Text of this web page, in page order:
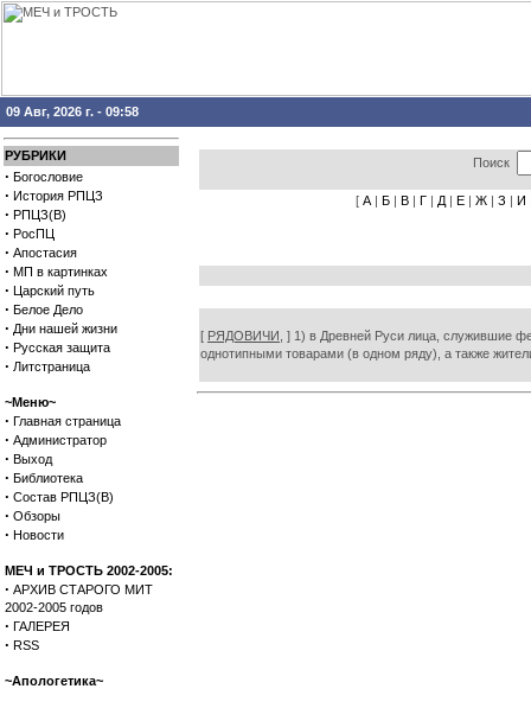
09 Авг, 2026 г. - 09:58
РУБРИКИ
· Богословие
· История РПЦЗ
· РПЦЗ(В)
· РосПЦ
· Апостасия
· МП в картинках
· Царский путь
· Белое Дело
· Дни нашей жизни
· Русская защита
· Литстраница
~Меню~
· Главная страница
· Администратор
· Выход
· Библиотека
· Состав РПЦЗ(В)
· Обзоры
· Новости
МЕЧ и ТРОСТЬ 2002-2005:
· АРХИВ СТАРОГО МИТ
2002-2005 годов
· ГАЛЕРЕЯ
· RSS
~Апологетика~
Поиск
[ А | Б | В | Г | Д | Е | Ж | З | И
[ РЯДОВИЧИ, ] 1) в Древней Руси лица, служившие
однотипными товарами (в одном ряду), а также